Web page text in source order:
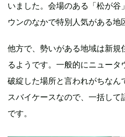
いました。会場のある「松が谷
ウンのなかで特別人気がある地
他方で、勢いがある地域は新規
るようです。一般的にニュー
破綻した場所と言われがちなん
スバイケースなので、一括して
です。